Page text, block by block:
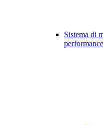
Sistema di
performance